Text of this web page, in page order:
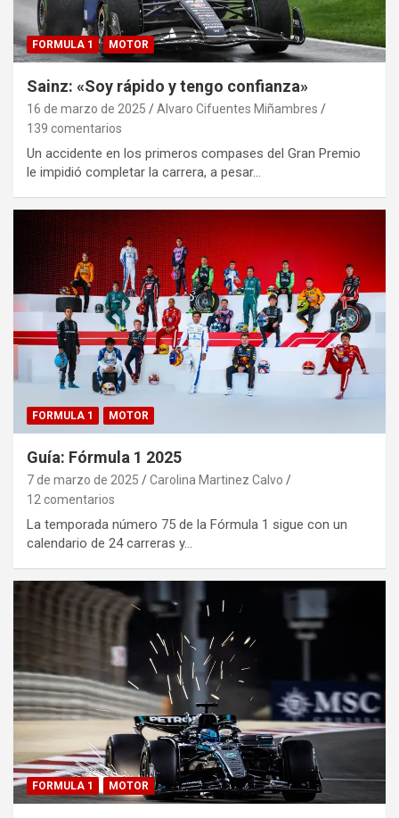
FORMULA 1 MOTOR
Sainz: «Soy rápido y tengo confianza»
16 de marzo de 2025
Alvaro Cifuentes Miñambres
139 comentarios
Un accidente en los primeros compases del Gran Premio
le impidió completar la carrera, a pesar…
FORMULA 1 MOTOR
Guía: Fórmula 1 2025
7 de marzo de 2025
Carolina Martinez Calvo
12 comentarios
La temporada número 75 de la Fórmula 1 sigue con un
calendario de 24 carreras y…
FORMULA 1 MOTOR